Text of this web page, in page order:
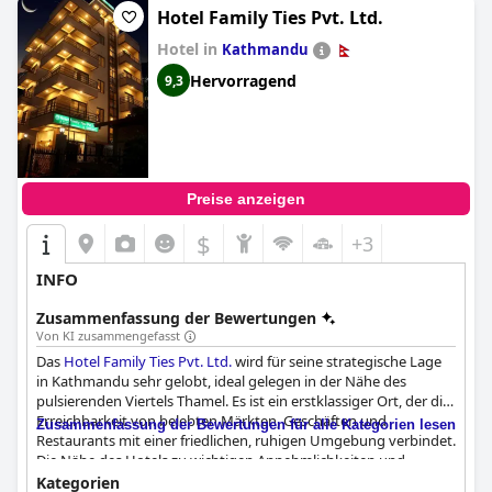
Hotel Family Ties Pvt. Ltd.
Hotel in Kathmandu
9,3 Hervorragend
Preise anzeigen
$ +3
INFO
Zusammenfassung der Bewertungen
Von KI zusammengefasst
Das Hotel Family Ties Pvt. Ltd.wird für seine strategische Lage
in Kathmandu sehr gelobt, ideal gelegen in der Nähe des
pulsierenden Viertels Thamel. Es ist ein erstklassiger Ort, der die
Erreichbarkeit von belebten Märkten, Geschäften und
Restaurants mit einer friedlichen, ruhigen Umgebung verbindet.
Die Nähe des Hotels zu wichtigen Annehmlichkeiten und
Touristenattraktionen macht es zu einer ausgezeichneten Wahl
Zusammenfassung der Bewertungen für alle Kategorien lesen
Kategorien